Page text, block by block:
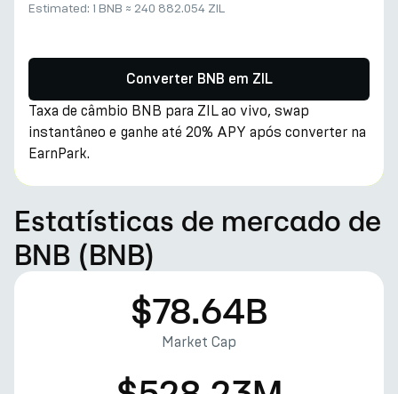
Estimated: 1 BNB ≈ 240 882.054 ZIL
Converter BNB em ZIL
Taxa de câmbio BNB para ZIL ao vivo, swap
instantâneo e ganhe até 20% APY após converter na
EarnPark.
Estatísticas de mercado de
BNB (BNB)
$78.64B
Market Cap